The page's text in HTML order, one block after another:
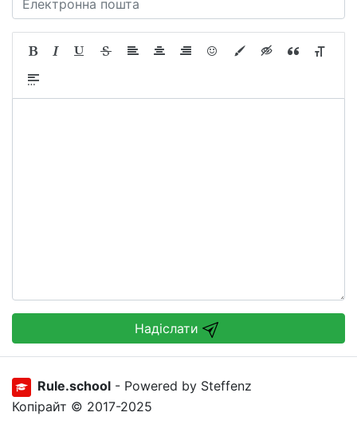
Надіслати
Rule.school - Powered by Steffenz
Копірайт © 2017-2025